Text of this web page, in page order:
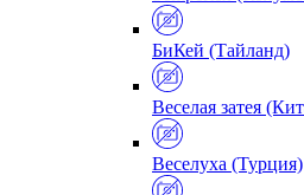
БиКей (Тайланд)
Веселая затея
Веселуха (Турция)